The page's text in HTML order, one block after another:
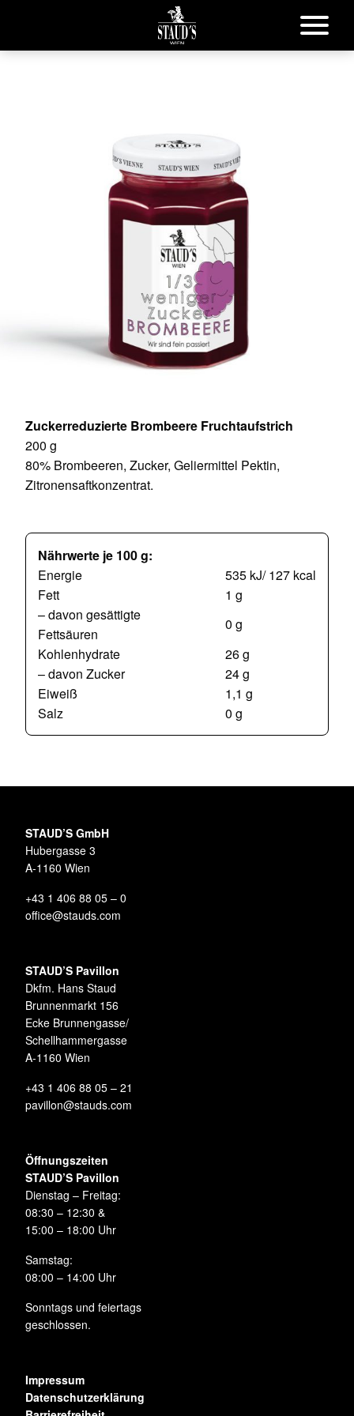
Zuckerreduzierte Brombeere Fruchtaufstrich
200 g
80% Brombeeren, Zucker, Geliermittel Pektin,
Zitronensaftkonzentrat.
Nährwerte je 100 g:
Energie
535 kJ/ 127 kcal
Fett
1 g
– davon gesättigte
Fettsäuren
0 g
Kohlenhydrate
26 g
– davon Zucker
24 g
Eiweiß
1,1 g
Salz
0 g
STAUD’S GmbH
Hubergasse 3
A-1160 Wien
+43 1 406 88 05 – 0
office@stauds.com
STAUD’S Pavillon
Dkfm. Hans Staud
Brunnenmarkt 156
Ecke Brunnengasse/
Schellhammergasse
A-1160 Wien
+43 1 406 88 05 – 21
pavillon@stauds.com
Öffnungszeiten
STAUD’S Pavillon
Dienstag – Freitag:
08:30 – 12:30 &
15:00 – 18:00 Uhr
Samstag:
08:00 – 14:00 Uhr
Sonntags und feiertags
geschlossen.
Impressum
Datenschutzerklärung